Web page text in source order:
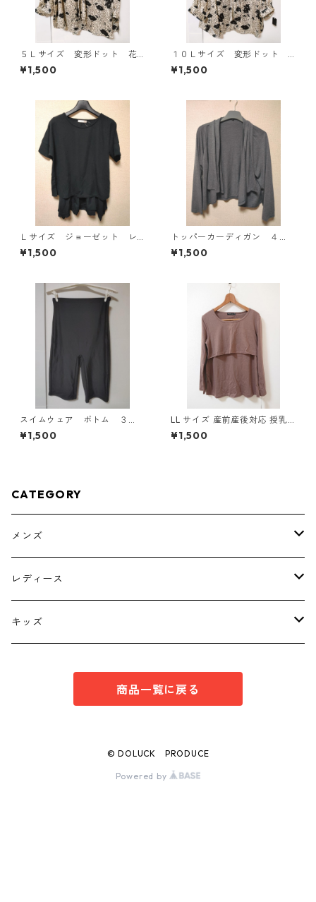
５Ｌサイズ 変形ドット 花
柄 ボウタイブラウス オフ
ホワイト KAE-4763
¥1,500
１０Ｌサイズ 変形ドット
花柄 ボウタイブラウス オ
フホワイト KAE-4771
¥1,500
Ｌサイズ ジョーゼット レ
イヤード風プルオーバー ブ
ラック KAE-4792
¥1,500
トッパーカーディガン ４
Ｌ グレー KAE-4814
¥1,500
スイムウェア ボトム ３
Ｌ ブラック KAE-4563
¥1,500
LL サイズ 産前産後対応 授乳
口付き 長袖シャツ マタニティ
チャコールグレー ◆KIY-1304
¥1,500
CATEGORY
メンズ
トップス
ボトムス
レディース
トップス
キッズ
商品一覧に戻る
© DOLUCK PRODUCE
Powered by